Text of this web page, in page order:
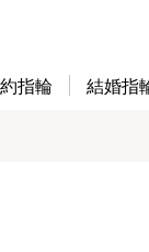
指輪 結婚指